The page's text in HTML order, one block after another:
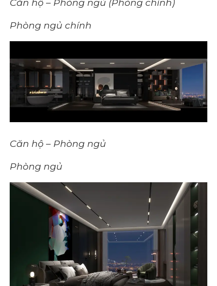
Căn hộ – Phòng ngủ (Phòng chính)
Phòng ngủ chính
Căn hộ – Phòng ngủ
Phòng ngủ